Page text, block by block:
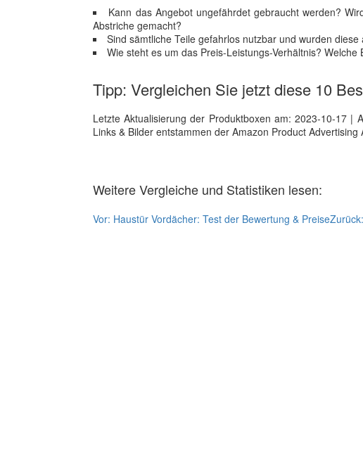
Kann das Angebot ungefährdet gebraucht werden?
Abstriche gemacht?
Sind sämtliche Teile gefahrlos nutzbar und wurden
Wie steht es um das Preis-Leistungs-Verhältnis?
Tipp: Vergleichen Sie jetzt diese 10
Letzte Aktualisierung der Produktboxen am: 2023-10-17 |
Links & Bilder entstammen der Amazon Product Advertising
Weitere Vergleiche und Statistiken lesen:
Vor: Haustür Vordächer: Test der Bewertung & PreiseZurück: